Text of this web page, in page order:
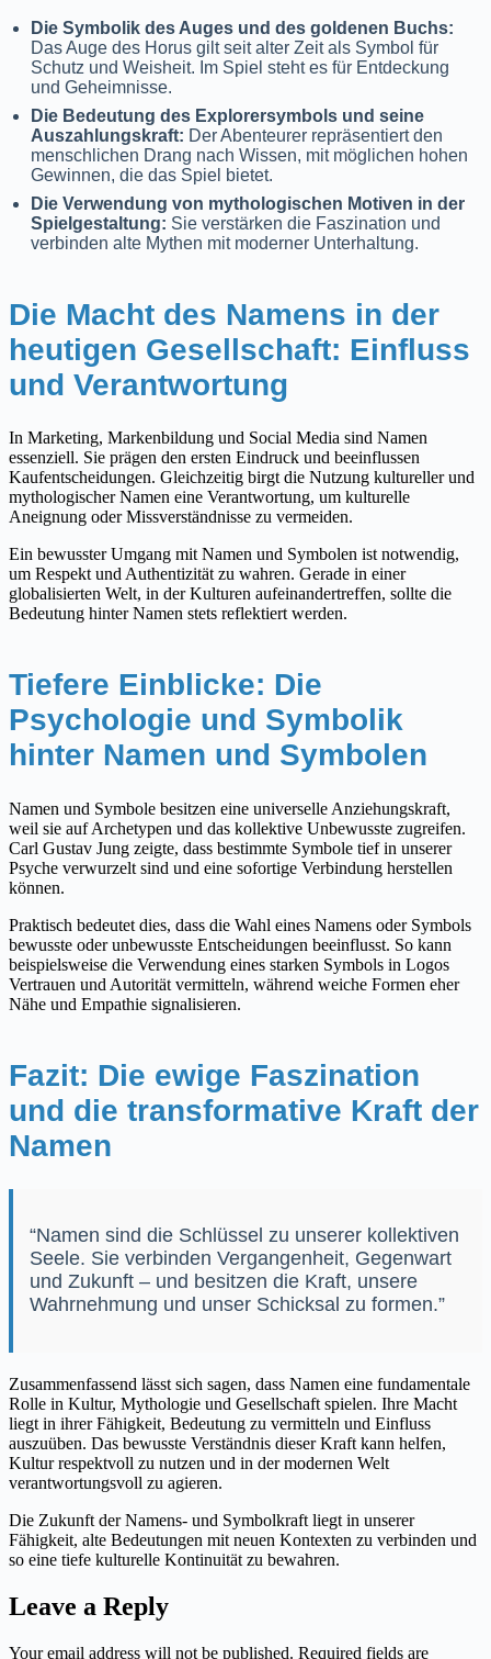
Die Symbolik des Auges und des goldenen Buchs:
Das Auge des Horus gilt seit alter Zeit als Symbol für
Schutz und Weisheit. Im Spiel steht es für Entdeckung
und Geheimnisse.
Die Bedeutung des Explorersymbols und seine
Auszahlungskraft: Der Abenteurer repräsentiert den
menschlichen Drang nach Wissen, mit möglichen hohen
Gewinnen, die das Spiel bietet.
Die Verwendung von mythologischen Motiven in der
Spielgestaltung: Sie verstärken die Faszination und
verbinden alte Mythen mit moderner Unterhaltung.
Die Macht des Namens in der
heutigen Gesellschaft: Einfluss
und Verantwortung
In Marketing, Markenbildung und Social Media sind Namen
essenziell. Sie prägen den ersten Eindruck und beeinflussen
Kaufentscheidungen. Gleichzeitig birgt die Nutzung kultureller und
mythologischer Namen eine Verantwortung, um kulturelle
Aneignung oder Missverständnisse zu vermeiden.
Ein bewusster Umgang mit Namen und Symbolen ist notwendig,
um Respekt und Authentizität zu wahren. Gerade in einer
globalisierten Welt, in der Kulturen aufeinandertreffen, sollte die
Bedeutung hinter Namen stets reflektiert werden.
Tiefere Einblicke: Die
Psychologie und Symbolik
hinter Namen und Symbolen
Namen und Symbole besitzen eine universelle Anziehungskraft,
weil sie auf Archetypen und das kollektive Unbewusste zugreifen.
Carl Gustav Jung zeigte, dass bestimmte Symbole tief in unserer
Psyche verwurzelt sind und eine sofortige Verbindung herstellen
können.
Praktisch bedeutet dies, dass die Wahl eines Namens oder Symbols
bewusste oder unbewusste Entscheidungen beeinflusst. So kann
beispielsweise die Verwendung eines starken Symbols in Logos
Vertrauen und Autorität vermitteln, während weiche Formen eher
Nähe und Empathie signalisieren.
Fazit: Die ewige Faszination
und die transformative Kraft der
Namen
“Namen sind die Schlüssel zu unserer kollektiven
Seele. Sie verbinden Vergangenheit, Gegenwart
und Zukunft – und besitzen die Kraft, unsere
Wahrnehmung und unser Schicksal zu formen.”
Zusammenfassend lässt sich sagen, dass Namen eine fundamentale
Rolle in Kultur, Mythologie und Gesellschaft spielen. Ihre Macht
liegt in ihrer Fähigkeit, Bedeutung zu vermitteln und Einfluss
auszuüben. Das bewusste Verständnis dieser Kraft kann helfen,
Kultur respektvoll zu nutzen und in der modernen Welt
verantwortungsvoll zu agieren.
Die Zukunft der Namens- und Symbolkraft liegt in unserer
Fähigkeit, alte Bedeutungen mit neuen Kontexten zu verbinden und
so eine tiefe kulturelle Kontinuität zu bewahren.
Leave a Reply
Your email address will not be published. Required fields are